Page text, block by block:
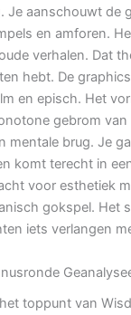
Je aanschouwt de
en amforen.
verhalen. Dat
hebt. De
en episch. Het
gebrom van
mentale brug. Je
komt terecht in
voor esthetiek
gokspel. Het
iets verlangen
toppunt van